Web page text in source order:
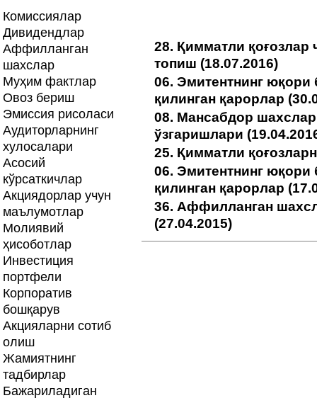
Комиссиялар
Дивидендлар
Аффилланган
шахслар
Муҳим фактлар
Овоз бериш
Эмиссия рисоласи
Аудиторларнинг
хулосалари
Асосий
кўрсаткичлар
Акциядорлар учун
маълумотлар
Молиявий
ҳисоботлар
Инвестиция
портфели
Корпоратив
бошқарув
Акцияларни сотиб
олиш
Жамиятнинг
тадбирлар
Бажариладиган
28. Қимматли
топиш (18.07.2016)
06. Эмитентнинг
қилинган қарорлар
08. Мансабдор
ўзгаришлари
25. Қимматли
06. Эмитентнинг
қилинган қарорлар
36. Аффилланган
(27.04.2015)